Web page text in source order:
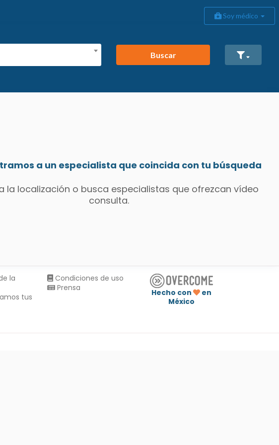
Soy médico
Buscar
a un especialista que coincida con tu búsqueda
la localización o busca especialistas que ofrezcan vídeo
consulta.
la
tus
Condiciones de uso
Prensa
Hecho con
en
México